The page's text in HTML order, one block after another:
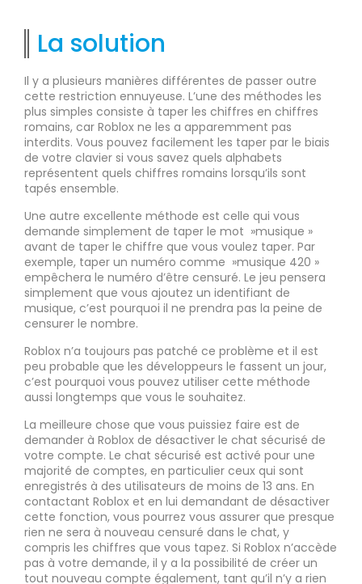
La solution
Il y a plusieurs manières différentes de passer outre
cette restriction ennuyeuse. L’une des méthodes les
plus simples consiste à taper les chiffres en chiffres
romains, car Roblox ne les a apparemment pas
interdits. Vous pouvez facilement les taper par le biais
de votre clavier si vous savez quels alphabets
représentent quels chiffres romains lorsqu’ils sont
tapés ensemble.
Une autre excellente méthode est celle qui vous
demande simplement de taper le mot »musique »
avant de taper le chiffre que vous voulez taper. Par
exemple, taper un numéro comme »musique 420 »
empêchera le numéro d’être censuré. Le jeu pensera
simplement que vous ajoutez un identifiant de
musique, c’est pourquoi il ne prendra pas la peine de
censurer le nombre.
Roblox n’a toujours pas patché ce problème et il est
peu probable que les développeurs le fassent un jour,
c’est pourquoi vous pouvez utiliser cette méthode
aussi longtemps que vous le souhaitez.
La meilleure chose que vous puissiez faire est de
demander à Roblox de désactiver le chat sécurisé de
votre compte. Le chat sécurisé est activé pour une
majorité de comptes, en particulier ceux qui sont
enregistrés à des utilisateurs de moins de 13 ans. En
contactant Roblox et en lui demandant de désactiver
cette fonction, vous pourrez vous assurer que presque
rien ne sera à nouveau censuré dans le chat, y
compris les chiffres que vous tapez. Si Roblox n’accède
pas à votre demande, il y a la possibilité de créer un
tout nouveau compte également, tant qu’il n’y a rien